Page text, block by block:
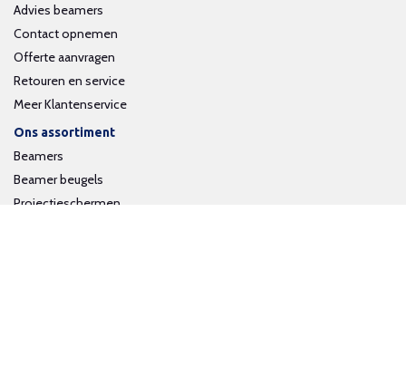
Advies beamers
Contact opnemen
Offerte aanvragen
Retouren en service
Meer Klantenservice
Ons assortiment
Beamers
Beamer beugels
Projectieschermen